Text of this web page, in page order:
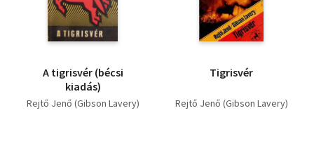
A tigrisvér (bécsi
kiadás)
Rejtő Jenő (Gibson Lavery)
Tigrisvér
Rejtő Jenő (Gibson Lavery)